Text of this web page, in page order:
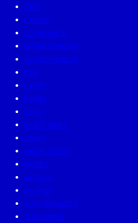
CEO
EATERY
ECONOMICS
ENTERTAINMENT
ENTREPRENEUR
ESG
EVENT
FAMILY
GURU
INVESTMENT
LIVING
MINDFULNESS
MONEY
MUTELU
PEOPLE
SUSTAINABILITY
SUSTAINISM